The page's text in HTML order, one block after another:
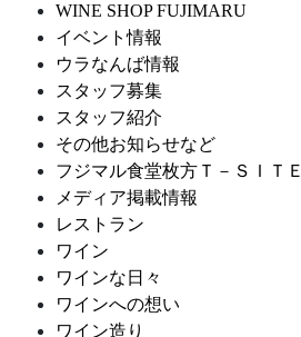
WINE SHOP FUJIMARU
イベント情報
ウラなんば情報
スタッフ募集
スタッフ紹介
その他お知らせなど
フジマル食堂枚方Ｔ－ＳＩＴＥ
メディア掲載情報
レストラン
ワイン
ワインな日々
ワインへの想い
ワイン造り